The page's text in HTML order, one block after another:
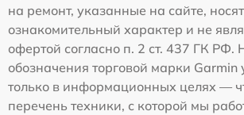
на ремонт, указанные на сайте,
ознакомительный характер и не
офертой согласно п. 2 ст. 437 ГК РФ.
обозначения торговой марки
только в информационных целях —
перечень техники, с которой мы